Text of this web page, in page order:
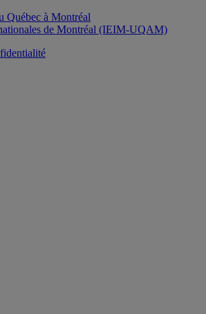
Québec à Montréal
de Montréal (IEIM-UQAM)